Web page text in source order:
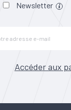
Newsletter
Accéder aux